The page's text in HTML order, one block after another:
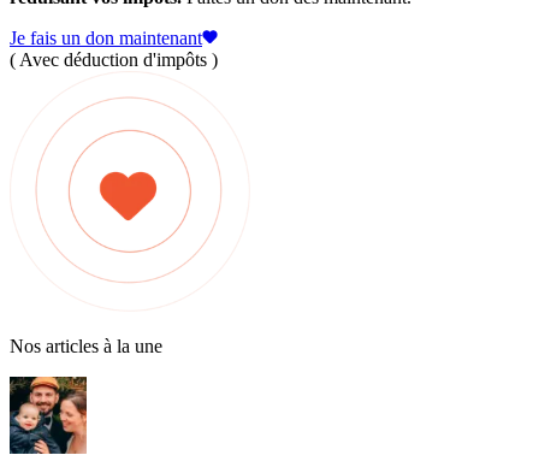
Je fais un don maintenant
( Avec déduction d'impôts )
Nos articles à la une